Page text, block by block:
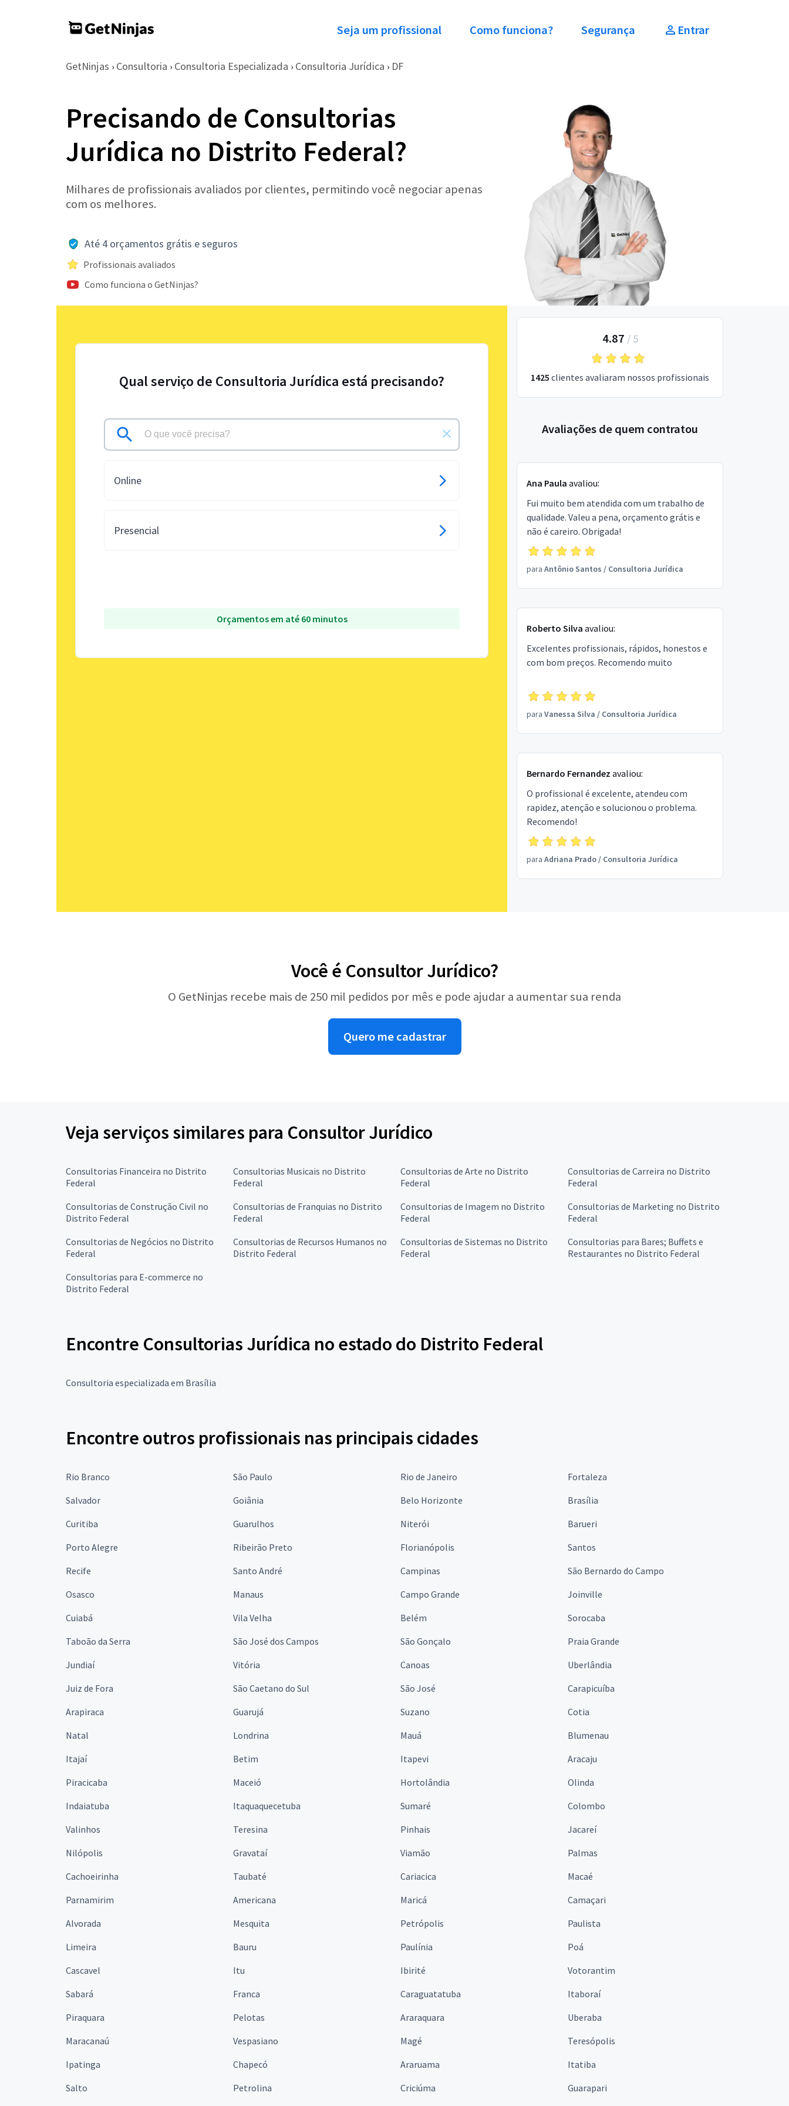
Seja um profissional Como funciona? Segurança Entrar
GetNinjas › Consultoria › Consultoria Especializada › Consultoria Jurídica › DF
Precisando de Consultorias
Jurídica no Distrito Federal?
Milhares de profissionais avaliados por clientes, permitindo você negociar apenas
com os melhores.
Até 4 orçamentos grátis e seguros
Profissionais avaliados
Como funciona o GetNinjas?
Qual serviço de Consultoria Jurídica está precisando?
Online
Presencial
Orçamentos em até 60 minutos
4.87 / 5
1425 clientes avaliaram nossos profissionais
Avaliações de quem contratou
Ana Paula avaliou:
Fui muito bem atendida com um trabalho de
qualidade. Valeu a pena, orçamento grátis e
não é careiro. Obrigada!
para Antônio Santos / Consultoria Jurídica
Roberto Silva avaliou:
Excelentes profissionais, rápidos, honestos e
com bom preços. Recomendo muito
para Vanessa Silva / Consultoria Jurídica
Bernardo Fernandez avaliou:
O profissional é excelente, atendeu com
rapidez, atenção e solucionou o problema.
Recomendo!
para Adriana Prado/ Consultoria Jurídica
Você é Consultor Jurídico?
O GetNinjas recebe mais de 250 mil pedidos por mês e pode ajudar a aumentar sua renda
Quero me cadastrar
Veja serviços similares para Consultor Jurídico
Consultorias Financeira no Distrito
Federal
Consultorias Musicais no Distrito
Federal
Consultorias de Arte no Distrito
Federal
Consultorias de Carreira no Distrito
Federal
Consultorias de Construção Civil no
Distrito Federal
Consultorias de Franquias no Distrito
Federal
Consultorias de Imagem no Distrito
Federal
Consultorias de Marketing no Distrito
Federal
Consultorias de Negócios no Distrito
Federal
Consultorias de Recursos Humanos no
Distrito Federal
Consultorias de Sistemas no Distrito
Federal
Consultorias para Bares; Buffets e
Restaurantes no Distrito Federal
Consultorias para E-commerce no
Distrito Federal
Encontre Consultorias Jurídica no estado do Distrito Federal
Consultoria especializada em Brasília
Encontre outros profissionais nas principais cidades
Rio Branco São Paulo Rio de Janeiro
Fortaleza
Salvador
Goiânia Belo Horizonte
Brasília
Curitiba
Guarulhos Niterói
Barueri
Porto Alegre
Ribeirão Preto Florianópolis
Santos
Recife
Santo André Campinas
São Bernardo do Campo
Osasco
Manaus Campo Grande
Joinville
Cuiabá
Vila Velha Belém
Sorocaba
Taboão da Serra
São José dos Campos São Gonçalo
Praia Grande
Jundiaí
Vitória Canoas
Uberlândia
Juiz de Fora
São Caetano do Sul São José
Carapicuíba
Arapiraca
Guarujá Suzano
Cotia
Natal
Londrina Mauá
Blumenau
Itajaí
Betim Itapevi
Aracaju
Piracicaba
Maceió Hortolândia
Olinda
Indaiatuba
Itaquaquecetuba Sumaré
Colombo
Valinhos
Teresina Pinhais
Jacareí
Nilópolis
Gravataí Viamão
Palmas
Cachoeirinha
Taubaté Cariacica
Macaé
Parnamirim
Americana Maricá
Camaçari
Alvorada
Mesquita Petrópolis
Paulista
Limeira
Bauru Paulínia
Poá
Cascavel
Itu Ibirité
Votorantim
Sabará
Franca Caraguatatuba
Itaboraí
Piraquara
Pelotas Araraquara
Uberaba
Maracanaú
Vespasiano Magé
Teresópolis
Ipatinga
Chapecó Araruama
Itatiba
Salto
Petrolina Criciúma
Guarapari